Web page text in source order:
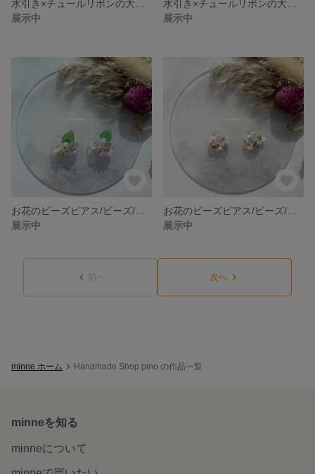
展示中
展示中
展示中
展示中
前へ 次へ
minne ホーム Handmade Shop pino の作品一覧
minneを知る
minneについて